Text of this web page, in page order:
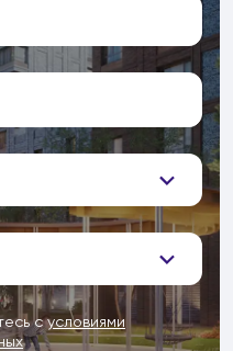
сусловиями